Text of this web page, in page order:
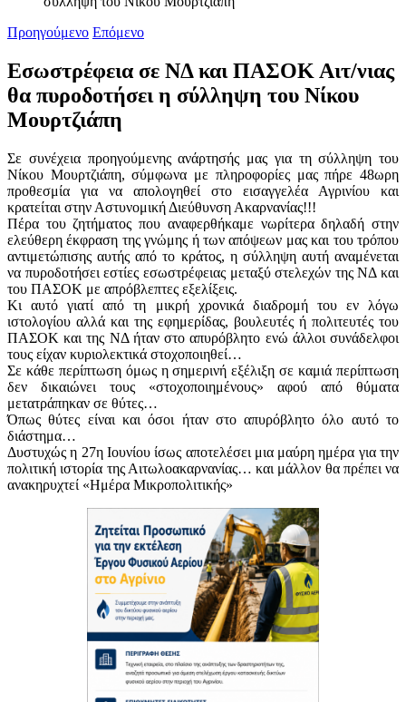
Προηγούμενο Επόμενο
Εσωστρέφεια σε ΝΔ και ΠΑΣΟΚ Αιτ/νιας
θα πυροδοτήσει η σύλληψη του Νίκου
Μουρτζιάπη
Σε συνέχεια προηγούμενης ανάρτησής μας για τη σύλληψη του
Νίκου Μουρτζιάπη, σύμφωνα με πληροφορίες μας πήρε 48ωρη
προθεσμία για να απολογηθεί στο εισαγγελέα Αγρινίου και
κρατείται στην Αστυνομική Διεύθυνση Ακαρνανίας!!!
Πέρα του ζητήματος που αναφερθήκαμε νωρίτερα δηλαδή στην
ελεύθερη έκφραση της γνώμης ή των απόψεων μας και του τρόπου
αντιμετώπισης αυτής από το κράτος, η σύλληψη αυτή αναμένεται
να πυροδοτήσει εστίες εσωστρέφειας μεταξύ στελεχών της ΝΔ και
του ΠΑΣΟΚ με απρόβλεπτες εξελίξεις.
Κι αυτό γιατί από τη μικρή χρονικά διαδρομή του εν λόγω
ιστολογίου αλλά και της εφημερίδας, βουλευτές ή πολιτευτές του
ΠΑΣΟΚ και της ΝΔ ήταν στο απυρόβλητο ενώ άλλοι συνάδελφοι
τους είχαν κυριολεκτικά στοχοποιηθεί…
Σε κάθε περίπτωση όμως η σημερινή εξέλιξη σε καμιά περίπτωση
δεν δικαιώνει τους «στοχοποιημένους» αφού από θύματα
μετατράπηκαν σε θύτες…
Όπως θύτες είναι και όσοι ήταν στο απυρόβλητο όλο αυτό το
διάστημα…
Δυστυχώς η 27η Ιουνίου ίσως αποτελέσει μια μαύρη ημέρα για την
πολιτική ιστορία της Αιτωλοακαρνανίας… και μάλλον θα πρέπει να
ανακηρυχτεί «Ημέρα Μικροπολιτικής»